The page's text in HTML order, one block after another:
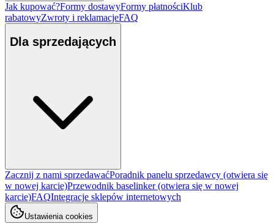
Jak kupować?Formy dostawyFormy płatnościKlub
rabatowyZwroty i reklamacjeFAQ
Dla sprzedających
Zacznij z nami sprzedawaćPoradnik panelu sprzedawcy (otwiera się
w nowej karcie)Przewodnik baselinker(otwiera się w nowej
karcie)FAQIntegracje sklepów internetowych
Ustawienia cookies